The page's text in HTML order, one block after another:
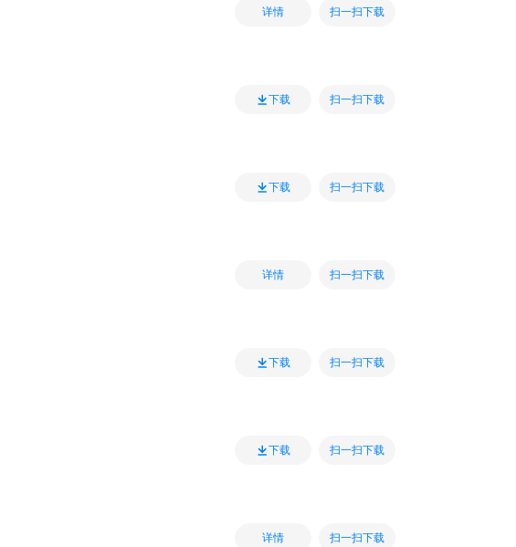
详情 扫一扫下载
下载 扫一扫下载
下载 扫一扫下载
详情 扫一扫下载
下载 扫一扫下载
下载 扫一扫下载
详情 扫一扫下载